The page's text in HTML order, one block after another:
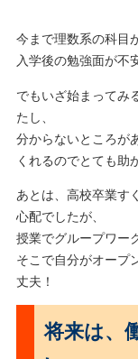
今まで理数系の科目
入学後の勉強面が不
でもいざ始まってみ
たし、
分からないところが
くれるのでとても助
あとは、高校卒業す
心配でしたが、
授業でグループワー
そこで自分がオープ
丈夫！
将来は、